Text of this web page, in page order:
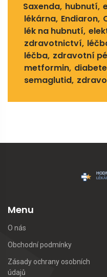
Saxenda hubnutí
lékárna Endiaron
lék na hubnutí
zdravotnictví
léčba zdravotní
metformin
semaglutid
Menu
O nás
Obchodní podmínky
Zásady ochrany osobních
údajů